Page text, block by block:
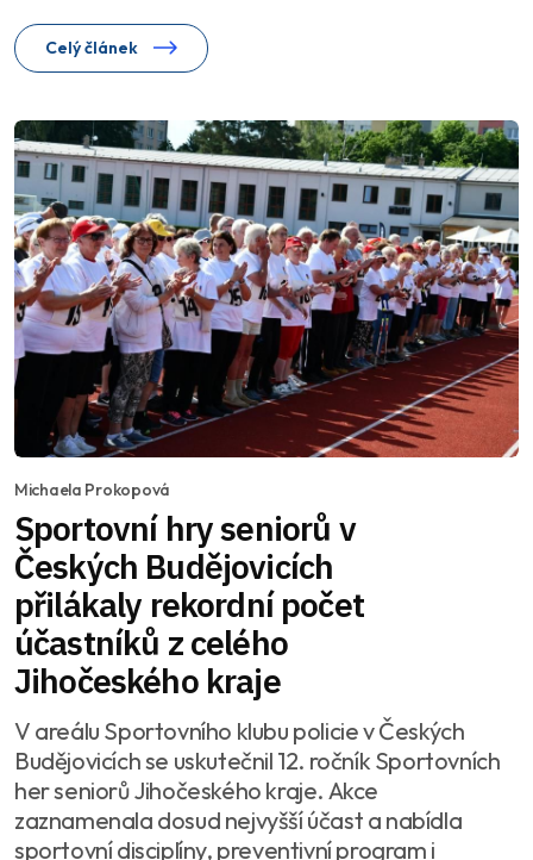
Celý článek
Michaela Prokopová
Sportovní hry seniorů v
Českých Budějovicích
přilákaly rekordní počet
účastníků z celého
Jihočeského kraje
V areálu Sportovního klubu policie v Českých
Budějovicích se uskutečnil 12. ročník Sportovních
her seniorů Jihočeského kraje. Akce
zaznamenala dosud nejvyšší účast a nabídla
sportovní disciplíny, preventivní program i